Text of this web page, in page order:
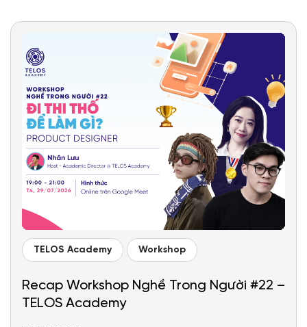
TELOS Academy Workshop
Recap Workshop Nghề Trong Người #22 –
TELOS Academy